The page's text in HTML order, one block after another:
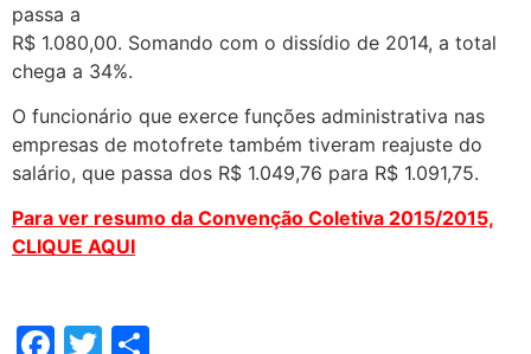
passa a
R$ 1.080,00. Somando com o dissídio de 2014, a total
chega a 34%.
O funcionário que exerce funções administrativa nas
empresas de motofrete também tiveram reajuste do
salário, que passa dos R$ 1.049,76 para R$ 1.091,75.
Para ver resumo da Convenção Coletiva 2015/2015,
CLIQUE AQUI
Facebook
Twitter